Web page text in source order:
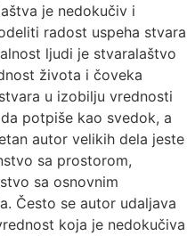
je nedokučiv i
radost uspeha stvara
ljudi je stvaralaštvo
života i čoveka
u izobilju vrednosti
potpiše kao svedok, a
autor velikih dela jeste
sa prostorom,
sa osnovnim
Često se autor udaljava
koja je nedokučiva